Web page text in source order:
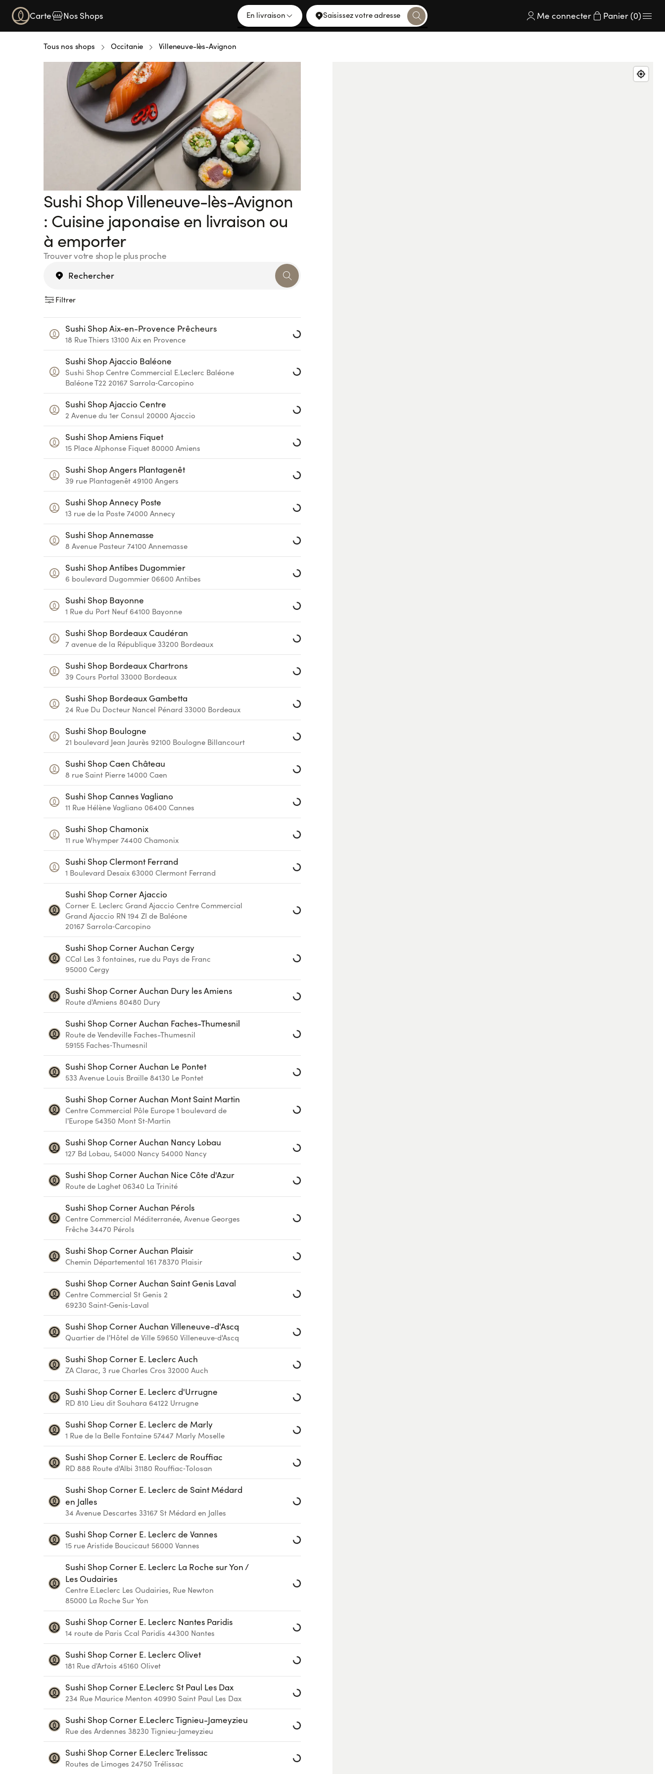
Carte Nos Shops En livraison Saisissez votre adresse Me connecter Panier (0)
Tous nos shops Occitanie Villeneuve-lès-Avignon
Sushi Shop Villeneuve-lès-Avignon
: Cuisine japonaise en livraison ou
à emporter
Trouver votre shop le plus proche
Filtrer
Sushi Shop Aix-en-Provence Prêcheurs
18 Rue Thiers 13100 Aix en Provence
Loading...
Sushi Shop Ajaccio Baléone
Sushi Shop Centre Commercial E.Leclerc Baléone
Baléone T22 20167 Sarrola‑Carcopino
Loading...
Sushi Shop Ajaccio Centre
2 Avenue du 1er Consul 20000 Ajaccio
Loading...
Sushi Shop Amiens Fiquet
15 Place Alphonse Fiquet 80000 Amiens
Loading...
Sushi Shop Angers Plantagenêt
39 rue Plantagenêt 49100 Angers
Loading...
Sushi Shop Annecy Poste
13 rue de la Poste 74000 Annecy
Loading...
Sushi Shop Annemasse
8 Avenue Pasteur 74100 Annemasse
Loading...
Sushi Shop Antibes Dugommier
6 boulevard Dugommier 06600 Antibes
Loading...
Sushi Shop Bayonne
1 Rue du Port Neuf 64100 Bayonne
Loading...
Sushi Shop Bordeaux Caudéran
7 avenue de la République 33200 Bordeaux
Loading...
Sushi Shop Bordeaux Chartrons
39 Cours Portal 33000 Bordeaux
Loading...
Sushi Shop Bordeaux Gambetta
24 Rue Du Docteur Nancel Pénard 33000 Bordeaux
Loading...
Sushi Shop Boulogne
21 boulevard Jean Jaurès 92100 Boulogne Billancourt
Loading...
Sushi Shop Caen Château
8 rue Saint Pierre 14000 Caen
Loading...
Sushi Shop Cannes Vagliano
11 Rue Hélène Vagliano 06400 Cannes
Loading...
Sushi Shop Chamonix
11 rue Whymper 74400 Chamonix
Loading...
Sushi Shop Clermont Ferrand
1 Boulevard Desaix 63000 Clermont Ferrand
Loading...
Sushi Shop Corner Ajaccio
Corner E. Leclerc Grand Ajaccio Centre Commercial
Grand Ajaccio RN 194 ZI de Baléone
20167 Sarrola‑Carcopino
Loading...
Sushi Shop Corner Auchan Cergy
CCal Les 3 fontaines, rue du Pays de Franc
95000 Cergy
Loading...
Sushi Shop Corner Auchan Dury les Amiens
Route d'Amiens 80480 Dury
Loading...
Sushi Shop Corner Auchan Faches-Thumesnil
Route de Vendeville Faches-Thumesnil
59155 Faches‑Thumesnil
Loading...
Sushi Shop Corner Auchan Le Pontet
533 Avenue Louis Braille 84130 Le Pontet
Loading...
Sushi Shop Corner Auchan Mont Saint Martin
Centre Commercial Pôle Europe 1 boulevard de
l'Europe 54350 Mont St‑Martin
Loading...
Sushi Shop Corner Auchan Nancy Lobau
127 Bd Lobau, 54000 Nancy 54000 Nancy
Loading...
Sushi Shop Corner Auchan Nice Côte d'Azur
Route de Laghet 06340 La Trinité
Loading...
Sushi Shop Corner Auchan Pérols
Centre Commercial Méditerranée, Avenue Georges
Frêche 34470 Pérols
Loading...
Sushi Shop Corner Auchan Plaisir
Chemin Départemental 161 78370 Plaisir
Loading...
Sushi Shop Corner Auchan Saint Genis Laval
Centre Commercial St Genis 2
69230 Saint‑Genis‑Laval
Loading...
Sushi Shop Corner Auchan Villeneuve-d'Ascq
Quartier de l'Hôtel de Ville 59650 Villeneuve‑d'Ascq
Loading...
Sushi Shop Corner E. Leclerc Auch
ZA Clarac, 3 rue Charles Cros 32000 Auch
Loading...
Sushi Shop Corner E. Leclerc d'Urrugne
RD 810 Lieu dit Souhara 64122 Urrugne
Loading...
Sushi Shop Corner E. Leclerc de Marly
1 Rue de la Belle Fontaine 57447 Marly Moselle
Loading...
Sushi Shop Corner E. Leclerc de Rouffiac
RD 888 Route d'Albi 31180 Rouffiac‑Tolosan
Loading...
Sushi Shop Corner E. Leclerc de Saint Médard
en Jalles
34 Avenue Descartes 33167 St Médard en Jalles
Loading...
Sushi Shop Corner E. Leclerc de Vannes
15 rue Aristide Boucicaut 56000 Vannes
Loading...
Sushi Shop Corner E. Leclerc La Roche sur Yon /
Les Oudairies
Centre E.Leclerc Les Oudairies, Rue Newton
85000 La Roche Sur Yon
Loading...
Sushi Shop Corner E. Leclerc Nantes Paridis
14 route de Paris Ccal Paridis 44300 Nantes
Loading...
Sushi Shop Corner E. Leclerc Olivet
181 Rue d'Artois 45160 Olivet
Loading...
Sushi Shop Corner E.Leclerc St Paul Les Dax
234 Rue Maurice Menton 40990 Saint Paul Les Dax
Loading...
Sushi Shop Corner E.Leclerc Tignieu-Jameyzieu
Rue des Ardennes 38230 Tignieu‑Jameyzieu
Loading...
Sushi Shop Corner E.Leclerc Trelissac
Routes de Limoges 24750 Trélissac
Loading...